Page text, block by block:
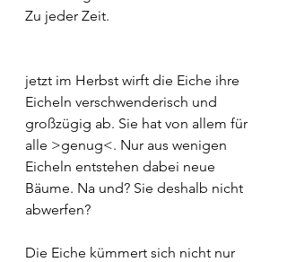
Zu jeder Zeit.
jetzt im Herbst wirft die Eiche ihre
Eicheln verschwenderisch und
großzügig ab. Sie hat von allem für
alle >genug<. Nur aus wenigen
Eicheln entstehen dabei neue
Bäume. Na und? Sie deshalb nicht
abwerfen?
Die Eiche kümmert sich nicht nur